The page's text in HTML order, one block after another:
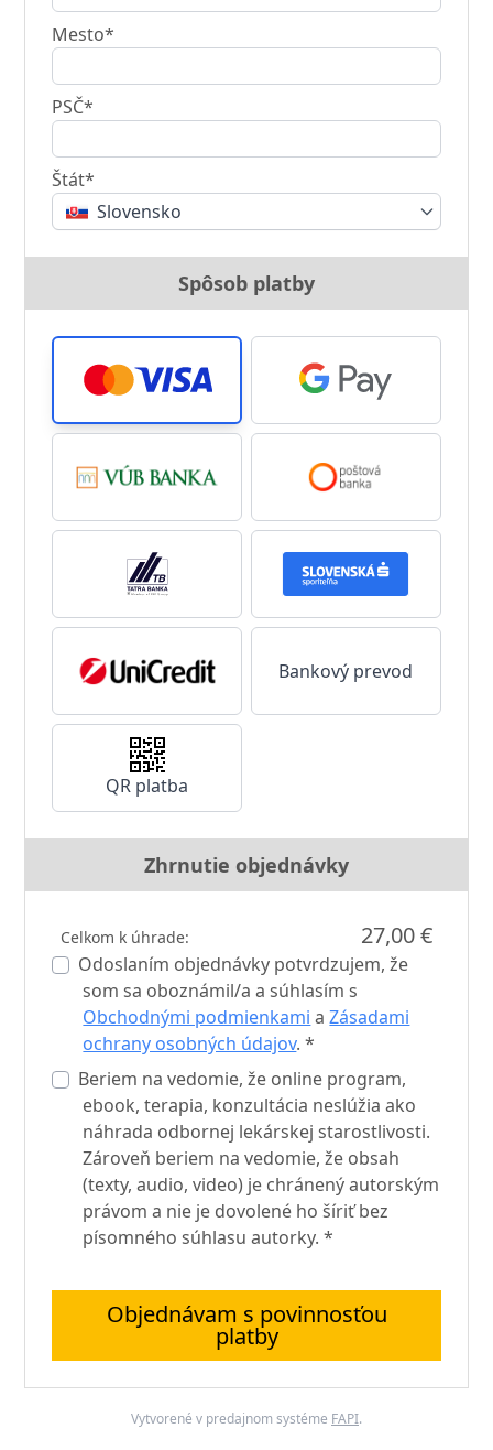
Mesto*
PSČ*
Štát*
Slovensko
Spôsob platby
Bankový prevod
QR platba
Zhrnutie objednávky
Celkom k úhrade: 27,00 €
Odoslaním objednávky potvrdzujem, že
som sa oboznámil/a a súhlasím s
Obchodnými podmienkami aZásadami
ochrany osobných údajov. *
Beriem na vedomie, že online program,
ebook, terapia, konzultácia neslúžia ako
náhrada odbornej lekárskej starostlivosti.
Zároveň beriem na vedomie, že obsah
(texty, audio, video) je chránený autorským
právom a nie je dovolené ho šíriť bez
písomného súhlasu autorky. *
Objednávam s povinnosťou
platby
Vytvorené v predajnom systéme FAPI.